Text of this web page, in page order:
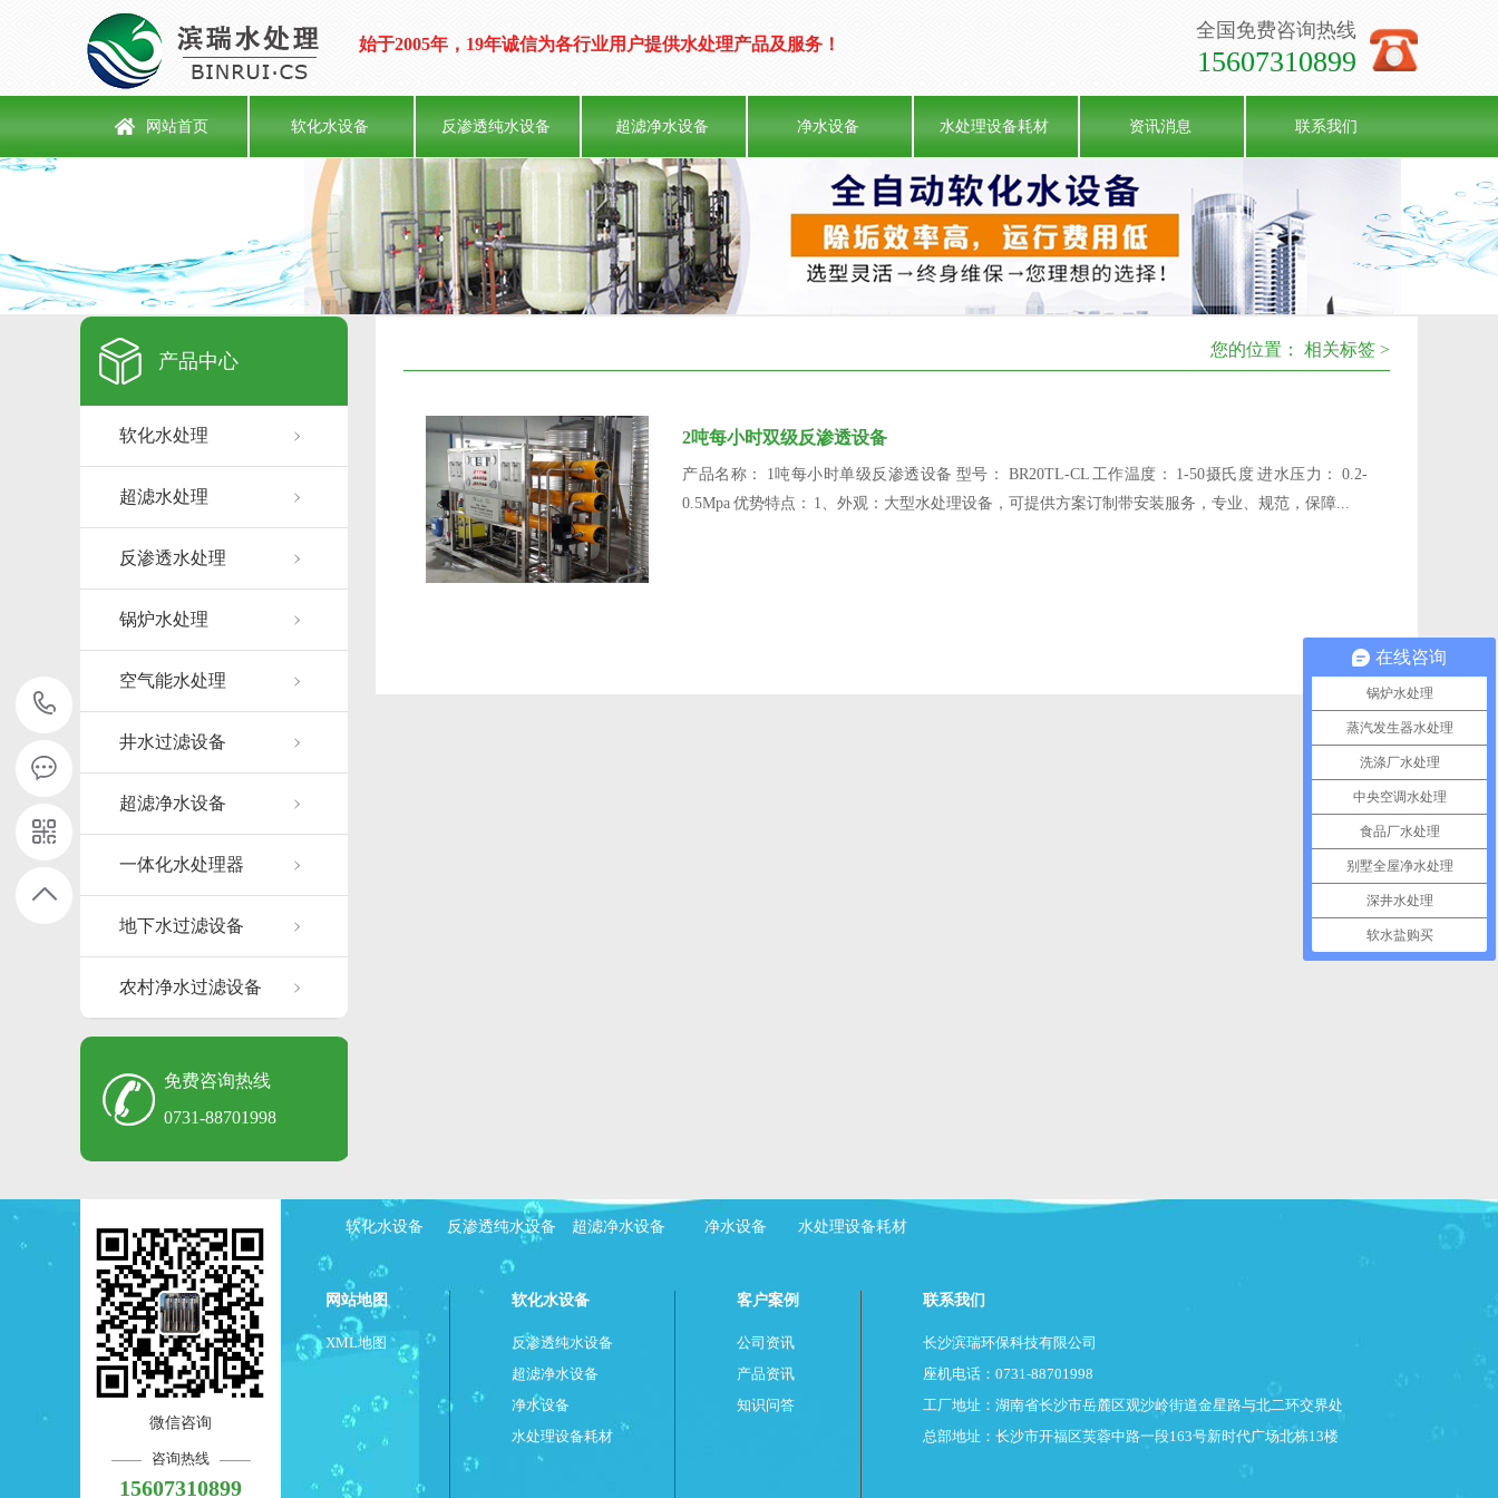
始于2005年，19年诚信为各行业用户提供水处理产品及服务！
全国免费咨询热线
15607310899
网站首页 软化水设备 反渗透纯水设备 超滤净水设备 净水设备 水处理设备耗材 资讯消息 联系我们
产品中心
软化水处理
超滤水处理
反渗透水处理
锅炉水处理
空气能水处理
井水过滤设备
超滤净水设备
一体化水处理器
地下水过滤设备
农村净水过滤设备
免费咨询热线
0731-88701998
您的位置： 相关标签 >
2吨每小时双级反渗透设备
产品名称： 1吨每小时单级反渗透设备 型号： BR20TL-CL 工作温度： 1-50摄氏度 进水压力： 0.2-
0.5Mpa 优势特点： 1、外观：大型水处理设备，可提供方案订制带安装服务，专业、规范，保障...
微信咨询
咨询热线
15607310899
软化水设备 反渗透纯水设备 超滤净水设备 净水设备 水处理设备耗材
网站地图
XML地图
软化水设备
反渗透纯水设备
超滤净水设备
净水设备
水处理设备耗材
客户案例
公司资讯
产品资讯
知识问答
联系我们
长沙滨瑞环保科技有限公司
座机电话：0731-88701998
工厂地址：湖南省长沙市岳麓区观沙岭街道金星路与北二环交界处
总部地址：长沙市开福区芙蓉中路一段163号新时代广场北栋13楼
15607310899
在线咨询
锅炉水处理
蒸汽发生器水处理
洗涤厂水处理
中央空调水处理
食品厂水处理
别墅全屋净水处理
深井水处理
软水盐购买